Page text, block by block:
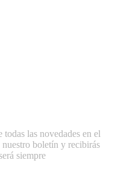
todas las novedades en el
boletín y recibirás
siempre